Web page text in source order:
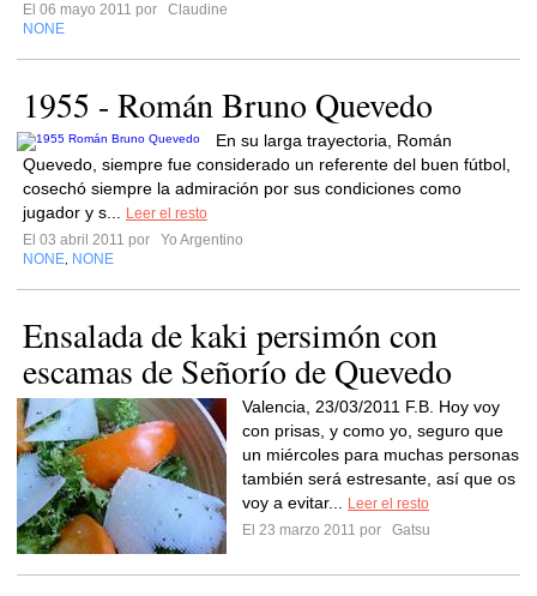
El 06 mayo 2011 por
Claudine
NONE
1955 - Román Bruno Quevedo
En su larga trayectoria, Román
Quevedo, siempre fue considerado un referente del buen fútbol,
cosechó siempre la admiración por sus condiciones como
jugador y s...
Leer el resto
El 03 abril 2011 por
Yo Argentino
NONE NONE
Ensalada de kaki persimón con
escamas de Señorío de Quevedo
Valencia, 23/03/2011 F.B. Hoy voy
con prisas, y como yo, seguro que
un miércoles para muchas personas
también será estresante, así que os
voy a evitar...
Leer el resto
El 23 marzo 2011 por
Gatsu